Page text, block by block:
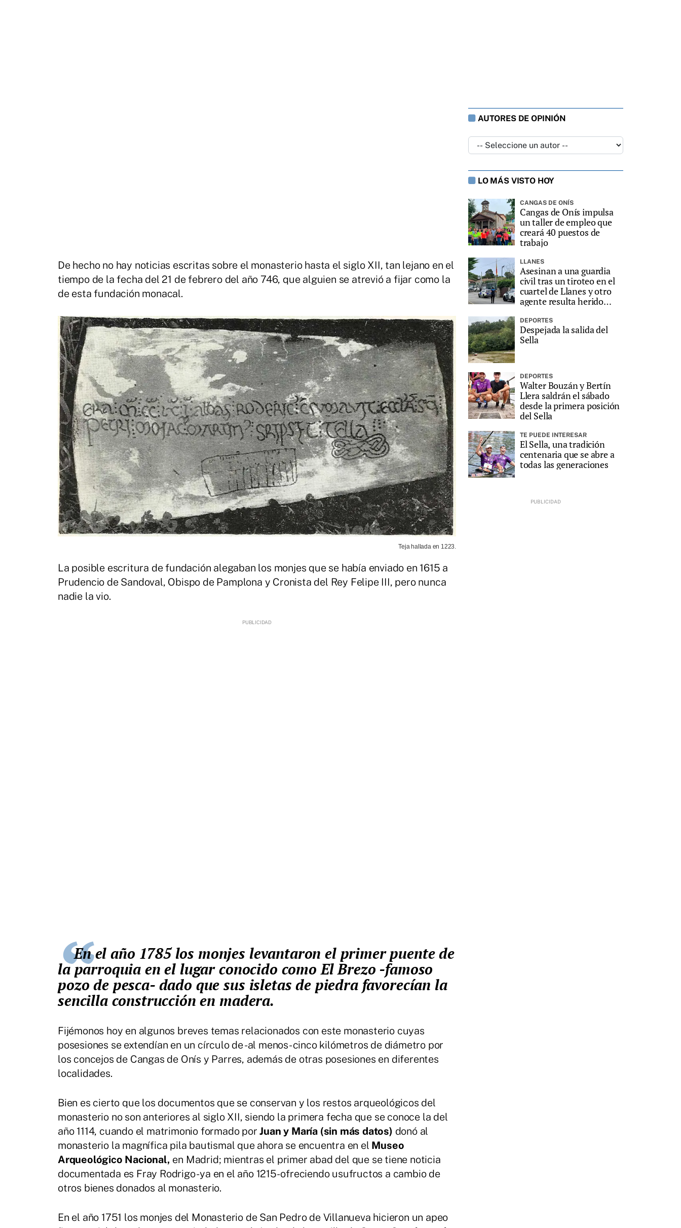
De hecho no hay noticias escritas sobre el monasterio hasta el siglo XII, tan lejano en el
tiempo de la fecha del 21 de febrero del año 746, que alguien se atrevió a fijar como la
de esta fundación monacal.
Teja hallada en 1223.
La posible escritura de fundación alegaban los monjes que se había enviado en 1615 a
Prudencio de Sandoval, Obispo de Pamplona y Cronista del Rey Felipe III, pero nunca
nadie la vio.
En el año 1785 los monjes levantaron el primer puente de
la parroquia en el lugar conocido como El Brezo -famoso
pozo de pesca- dado que sus isletas de piedra favorecían la
sencilla construcción en madera.
Fijémonos hoy en algunos breves temas relacionados con este monasterio cuyas
posesiones se extendían en un círculo de -al menos- cinco kilómetros de diámetro por
los concejos de Cangas de Onís y Parres, además de otras posesiones en diferentes
localidades.
Bien es cierto que los documentos que se conservan y los restos arqueológicos del
monasterio no son anteriores al siglo XII, siendo la primera fecha que se conoce la del
año 1114, cuando el matrimonio formado porJuan y María (sin más datos) donó al
monasterio la magnífica pila bautismal que ahora se encuentra en el Museo
Arqueológico Nacional, en Madrid; mientras el primer abad del que se tiene noticia
documentada es Fray Rodrigo -ya en el año 1215- ofreciendo usufructos a cambio de
otros bienes donados al monasterio.
En el año 1751 los monjes del Monasterio de San Pedro de Villanueva hicieron un apeo
AUTORES DE OPINIÓN
LO MÁS VISTO HOY
CANGAS DE ONÍS
Cangas de Onís impulsa
un taller de empleo que
creará 40 puestos de
trabajo
LLANES
Asesinan a una guardia
civil tras un tiroteo en el
cuartel de Llanes y otro
agente resulta herido
DEPORTES
Despejada la salida del
Sella
DEPORTES
Walter Bouzán y Bertín
Llera saldrán el sábado
desde la primera posición
del Sella
TE PUEDE INTERESAR
El Sella, una tradición
centenaria que se abre a
todas las generaciones